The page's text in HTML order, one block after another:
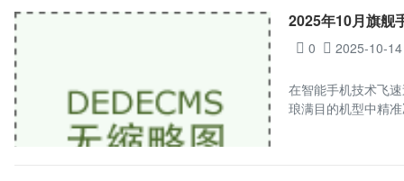
2025年10月旗舰
0 2025-10-
在智能手机技术飞
琅满目的机型中精